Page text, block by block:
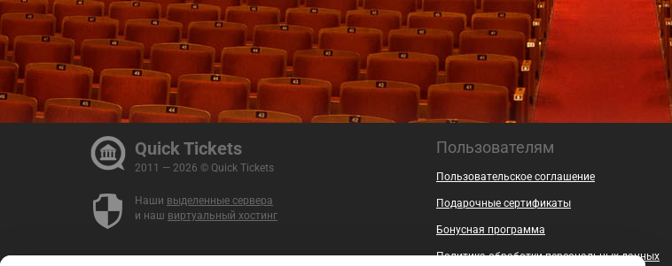
Quick Tickets
2011 — 2026 © Quick Tickets
Наши выделенные сервера
и наш виртуальный хостинг
Пользователям
Пользовательское соглашение
Подарочные сертификаты
Бонусная программа
Политика обработки персональных данных